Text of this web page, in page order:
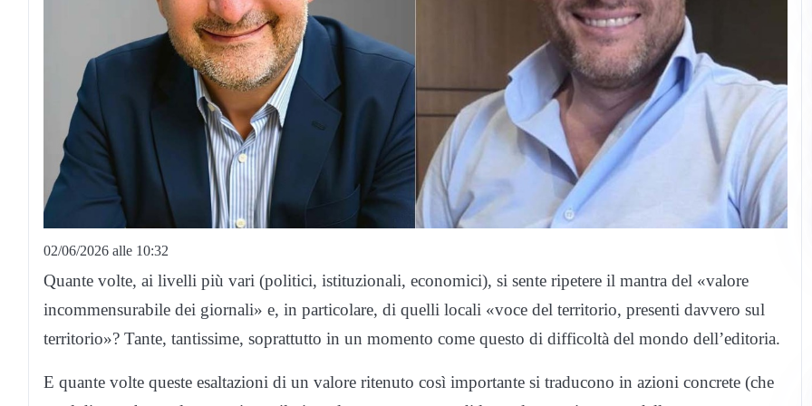
02/06/2026 alle 10:32
Quante volte, ai livelli più vari (politici, istituzionali, economici), si sente ripetere il mantra del «valore
incommensurabile dei giornali» e, in particolare, di quelli locali «voce del territorio, presenti davvero sul
territorio»? Tante, tantissime, soprattutto in un momento come questo di difficoltà del mondo dell’editoria.
E quante volte queste esaltazioni di un valore ritenuto così importante si traducono in azioni concrete (che